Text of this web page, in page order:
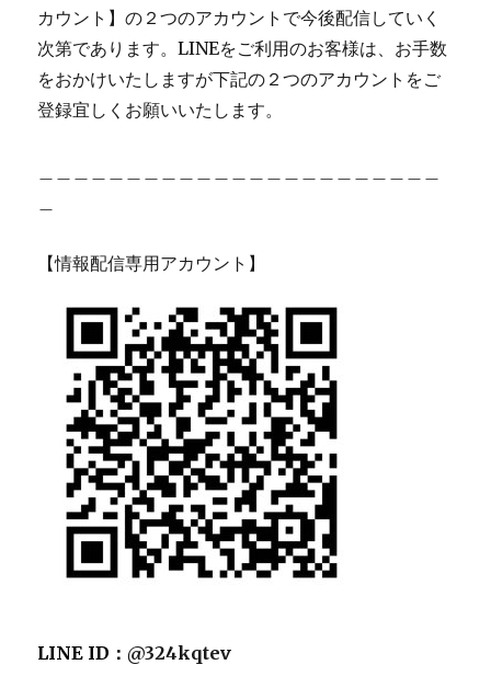
カウント】の２つのアカウントで今後配信していく
次第であります。LINEをご利用のお客様は、お手数
をおかけいたしますが下記の２つのアカウントをご
登録宜しくお願いいたします。
【情報配信専用アカウント】
LINE ID：@324kqtev